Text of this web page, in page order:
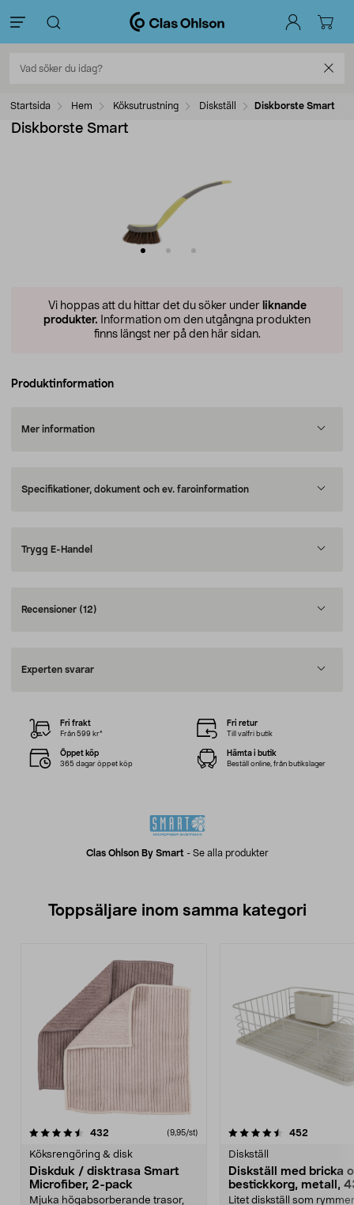
Startsida Hem Köksutrustning Diskställ Diskborste Smart
Diskborste Smart
Vi hoppas att du hittar det du söker under liknande
produkter. Information om den utgångna produkten
finns längst ner på den här sidan.
Produktinformation
Mer information
Specifikationer, dokument och ev. faroinformation
Trygg E-Handel
Recensioner (12)
Experten svarar
Clas Ohlson By Smart - Se alla produkter
Fri frakt
Från 599 kr*
Fri retur
Till valfri butik
Öppet köp
365 dagar öppet köp
Hämta i butik
Beställ online, från butikslager
Toppsäljare inom samma kategori
432 (9,95/st)
Köksrengöring & disk
Diskduk / disktrasa Smart
Microfiber, 2-pack
Mjuka högabsorberande trasor,
4.5 av 5 stjärnor 452
Diskställ
Diskställ med bricka
bestickkorg, metall,
Litet diskställ som
3.5 av 5 stjärnor